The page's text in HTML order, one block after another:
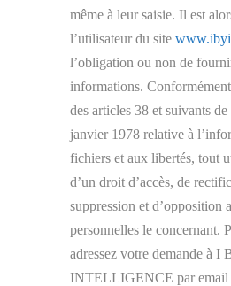
même à leur saisie. Il est
l’utilisateur du site
l’obligation ou non de
informations.
des articles 38 et suivants
janvier 1978 relative à
fichiers et aux libertés, tout
d’un droit d’accès, de
suppression et d’opposition
personnelles le concernant.
adressez votre demande à I
INTELLIGENCE par email